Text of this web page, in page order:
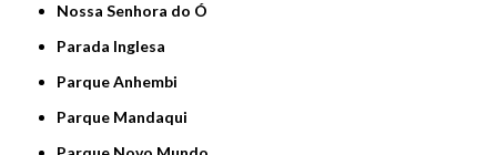
Nossa Senhora do Ó
Parada Inglesa
Parque Anhembi
Parque Mandaqui